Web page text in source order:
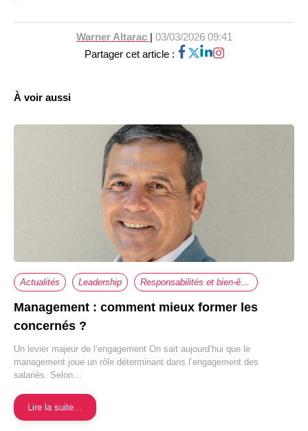
Warner Altarac | 03/03/2026 09:41
Partager cet article :
À voir aussi
Actualités Leadership Responsabilités et bien-être au travail
Management : comment mieux former les
concernés ?
Un levier majeur de l’engagement On sait aujourd’hui que le
management joue un rôle déterminant dans l’engagement des
salariés. Selon…
Lire la suite…